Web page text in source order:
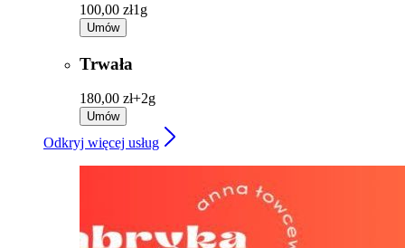
100,00 zł1g
Umów
Trwała
180,00 zł+2g
Umów
Odkryj więcej usług